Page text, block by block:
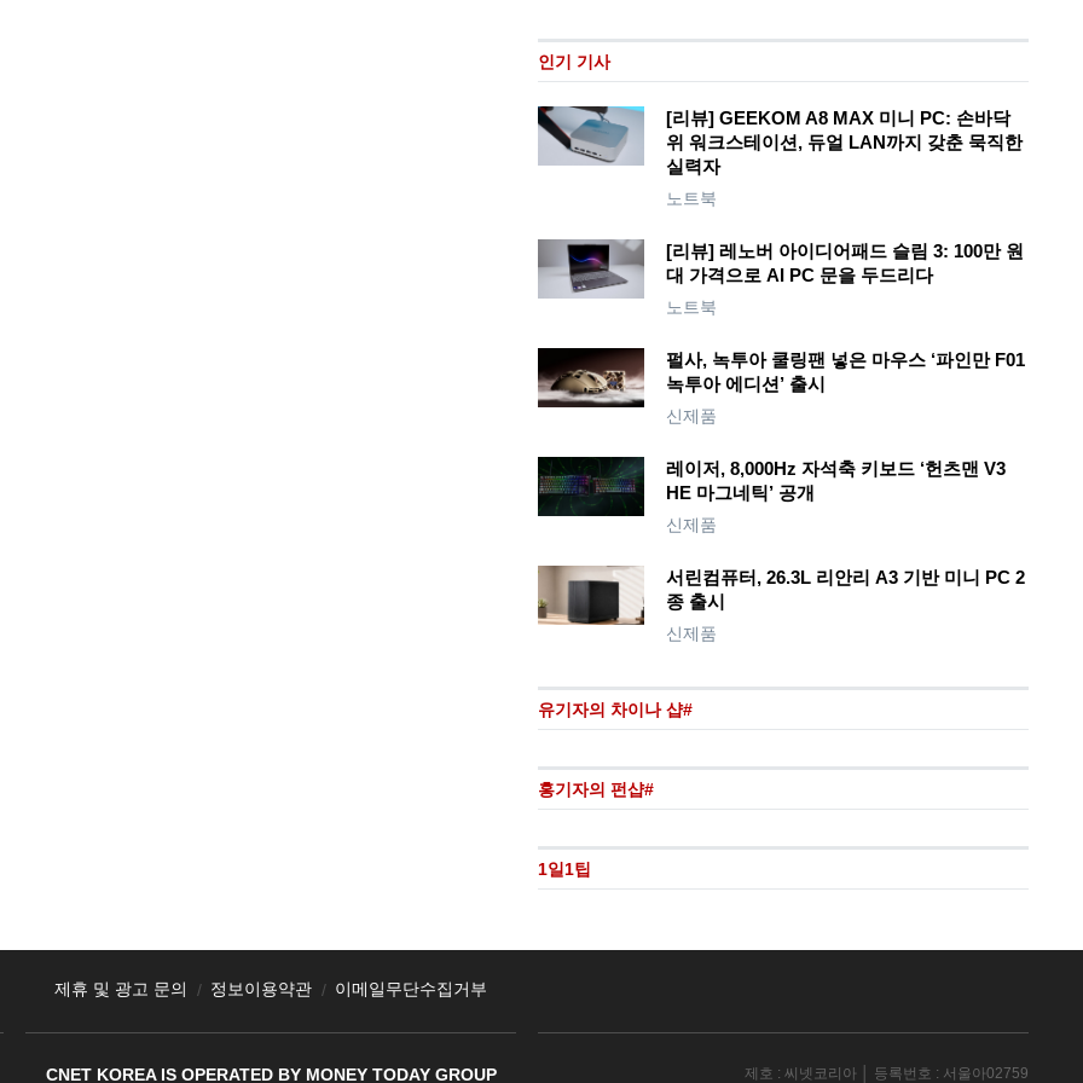
인기 기사
[리뷰] GEEKOM A8 MAX 미니 PC: 손바닥
위 워크스테이션, 듀얼 LAN까지 갖춘 묵직한
실력자
노트북
[리뷰] 레노버 아이디어패드 슬림 3: 100만 원
대 가격으로 AI PC 문을 두드리다
노트북
펄사, 녹투아 쿨링팬 넣은 마우스 ‘파인만 F01
녹투아 에디션’ 출시
신제품
레이저, 8,000Hz 자석축 키보드 ‘헌츠맨 V3
HE 마그네틱’ 공개
신제품
서린컴퓨터, 26.3L 리안리 A3 기반 미니 PC 2
종 출시
신제품
유기자의 차이나 샵#
홍기자의 펀샵#
1일1팁
제휴 및 광고 문의 정보이용약관 이메일무단수집거부
CNET KOREA IS OPERATED BY MONEY TODAY GROUP 제호 : 씨넷코리아 │ 등록번호 : 서울아02759